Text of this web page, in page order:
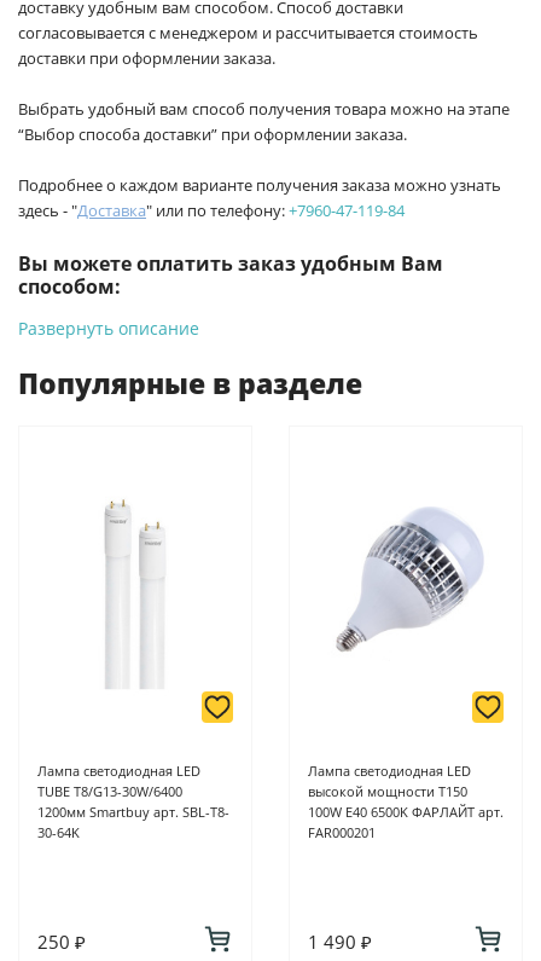
доставку удобным вам способом. Способ доставки
согласовывается с менеджером и рассчитывается стоимость
доставки при оформлении заказа.
Выбрать удобный вам способ получения товара можно на этапе
“Выбор способа доставки” при оформлении заказа.
Подробнее о каждом варианте получения заказа можно узнать
здесь - "Доставка" или по телефону:+7960-47-119-84
Вы можете оплатить заказ удобным Вам
способом:
-Банковской картой на сайте ProffЭлектро. Данный вид
Для юридических лиц: переводом на расчетный счет при
онлайн оплате заказа на сайте.
Подробнее о способах оплаты можно узнать здесь - "Оплата"
Развернуть описание
Популярные в разделе
Лампа светодиодная LED
TUBE T8/G13-30W/6400
1200мм Smartbuy арт. SBL-T8-
30-64K
250 ₽
Лампа светодиодная LED
высокой мощности Т150
100W E40 6500K ФАРЛАЙТ арт.
FAR000201
1 490 ₽